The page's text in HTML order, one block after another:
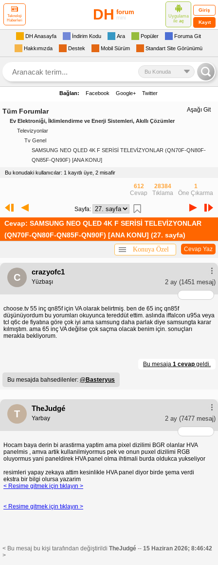
Teknoloji
Haberleri
DH forum
mini
Uygulama
ile aç
Giriş
Kayıt
DH Anasayfa İndirim Kodu Ara Popüler Foruma Git
Hakkımızda Destek Mobil Sürüm Standart Site Görünümü
Bu Konuda
Bağlan: Facebook Google+ Twitter
Aşağı Git
Tüm Forumlar
Ev Elektroniği, İklimlendirme ve Enerji Sistemleri, Akıllı Çözümler
Televizyonlar
Tv Genel
SAMSUNG NEO QLED 4K F SERİSİ TELEVİZYONLAR (QN70F-QN80F-
QN85F-QN90F) [ANA KONU]
Bu konudaki kullanıcılar: 1 kayıtlı üye, 2 misafir
612
Cevap
28384
Tıklama
1
Öne Çıkarma
Sayfa:
Cevap: SAMSUNG NEO QLED 4K F SERİSİ TELEVİZYONLAR
(QN70F-QN80F-QN85F-QN90F) [ANA KONU] (27. sayfa)
Cevap Yaz
Konuya Özel
C
crazyofc1
2 ay (1451 mesaj)
Yüzbaşı
choose.tv 55 inç qn85f için VA olarak belirtmiş. ben de 65 inç qn85f
düşünüyordum bu yorumları okuyunca tereddüt ettim. aslında iffalcon u95a veya
tcl q6c de fiyatına göre çok iyi ama samsung daha parlak diye samsungta karar
kılmıştım. ama 65 inç VA değilse çok saçma olacak benim için. sonuçları
merakla bekliyorum.
Bu mesaja 1 cevap geldi.
Bu mesajda bahsedilenler: @Basteryus
T
TheJudgé
2 ay (7477 mesaj)
Yarbay
Hocam baya derin bi arastirma yaptim ama pixel dizilimi BGR olanlar HVA
panelmis , amva artik kullanilmiyormus pek ve onun puxel dizilimi RGB
oluyormus yani paneldirek HVA panel olma ihtimali burda oldukca yukseliyor
resimleri yapay zekaya attim kesinlikle HVA panel diyor birde şema verdi
ekstra bir bilgi olursa yazarim
< Resime gitmek için tıklayın >
< Resime gitmek için tıklayın >
< Bu mesaj bu kişi tarafından değiştirildi TheJudgé -- 15 Haziran 2026; 8:46:42
>